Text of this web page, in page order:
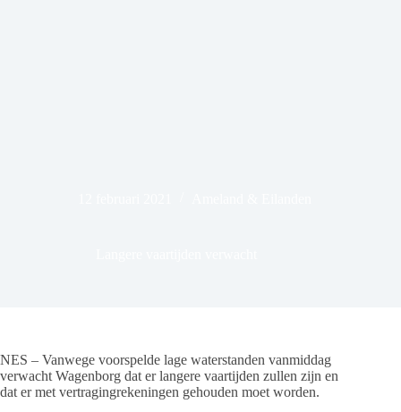
NES – Vanwege voorspelde lage waterstanden vanmiddag
verwacht Wagenborg dat er langere vaartijden zullen zijn en
dat er met vertragingrekeningen gehouden moet worden.